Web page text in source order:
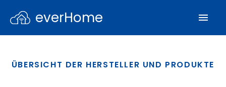
everHome
ÜBERSICHT DER HERSTELLER UND PRODUKTE